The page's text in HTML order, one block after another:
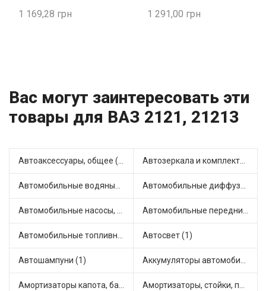
1 169,28 1 291,00
Вас могут заинтересовать эти
товары для ВАЗ 2121, 21213
Автоаксессуары, общее (1) Автозеркала и комплектующие (3)
Автомобильные водяные насосы (7) Автомобильные диффузоры и вентиляторы (1)
Автомобильные насосы, компрессоры и манометры (1) Автомобильные передние фары (3)
Автомобильные топливные насосы (2) Автосвет (1)
Автошампуни (1) Аккумуляторы автомобильные (1)
Амортизаторы капота, багажника (10) Амортизаторы, стойки, подушки стоек (19)